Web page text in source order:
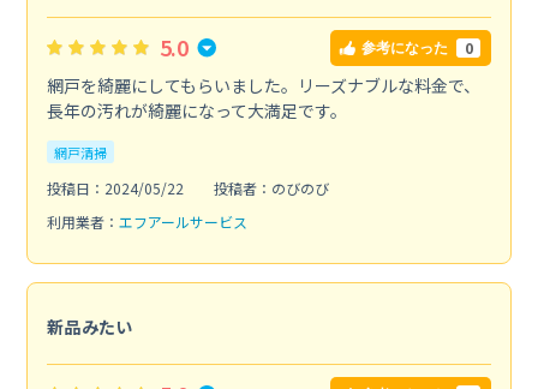
5.0 参考になった 0
網戸を綺麗にしてもらいました。リーズナブルな料金で、
長年の汚れが綺麗になって大満足です。
網戸清掃
投稿日：2024/05/22
投稿者：のびのび
利用業者： エフアールサービス
新品みたい